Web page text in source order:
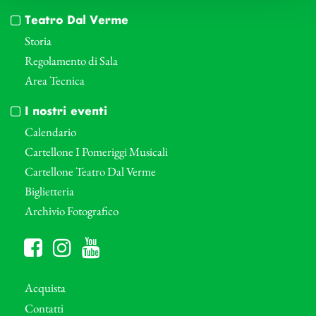
Teatro Dal Verme
Storia
Regolamento di Sala
Area Tecnica
I nostri eventi
Calendario
Cartellone I Pomeriggi Musicali
Cartellone Teatro Dal Verme
Biglietteria
Archivio Fotografico
Acquista
Contatti